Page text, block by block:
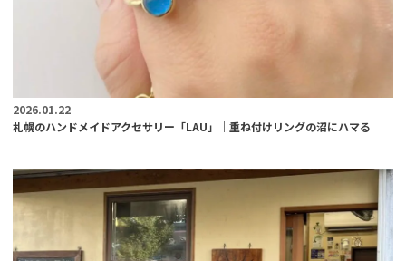
2026.01.22
札幌のハンドメイドアクセサリー「LAU」｜重ね付けリングの沼にハマる